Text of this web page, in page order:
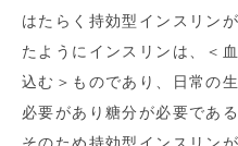
はたらく持効型インスリン
たようにインスリンは、＜
込む＞ものであり、日常の
必要があり糖分が必要である